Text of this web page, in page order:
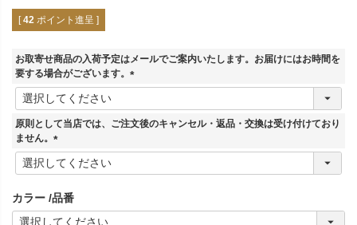
[ 42 ポイント進呈 ]
お取寄せ商品の入荷予定はメールでご案内いたします。お届けにはお時間を
要する場合がございます。
(
須
原則として当店では、ご注文後のキャンセル・返品・交換は受け付けており
ません。
(
必
)
カラー 品番